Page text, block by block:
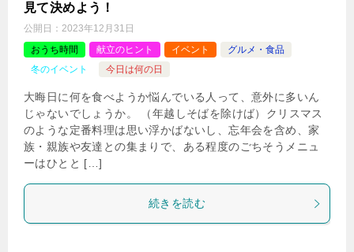
見て決めよう！
公開日： 2023年12月31日
おうち時間
献立のヒント イベント
グルメ・食品
冬のイベント
今日は何の日
大晦日に何を食べようか悩んでいる人って、意外に多いん
じゃないでしょうか。 （年越しそばを除けば）クリスマス
のような定番料理は思い浮かばないし、忘年会を含め、家
族・親族や友達との集まりで、ある程度のごちそうメニュ
ーはひとと […]
続きを読む